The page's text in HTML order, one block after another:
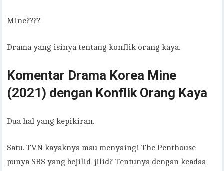
Mine????
Drama yang isinya tentang konflik orang kaya.
Komentar Drama Korea Mine
(2021) dengan Konflik Orang Kaya
Dua hal yang kepikiran.
Satu. TVN kayaknya mau menyaingi The Penthouse
punya SBS yang bejilid-jilid? Tentunya dengan keadaa